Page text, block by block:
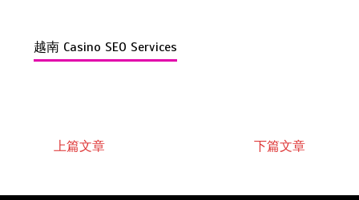
越南 Casino SEO Services
上篇文章 下篇文章